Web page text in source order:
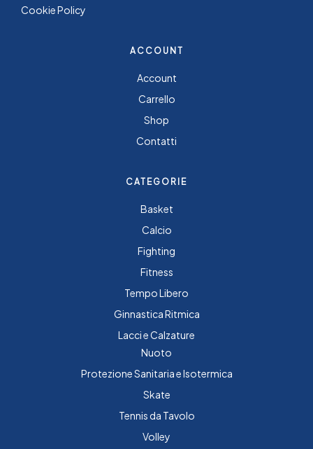
Cookie Policy
ACCOUNT
Account
Carrello
Shop
Contatti
CATEGORIE
Basket
Calcio
Fighting
Fitness
Tempo Libero
Ginnastica Ritmica
Lacci e Calzature
Nuoto
Protezione Sanitaria e Isotermica
Skate
Tennis da Tavolo
Volley